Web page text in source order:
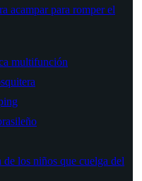
acampar para romper el
multifunción
los niños que cuelga del